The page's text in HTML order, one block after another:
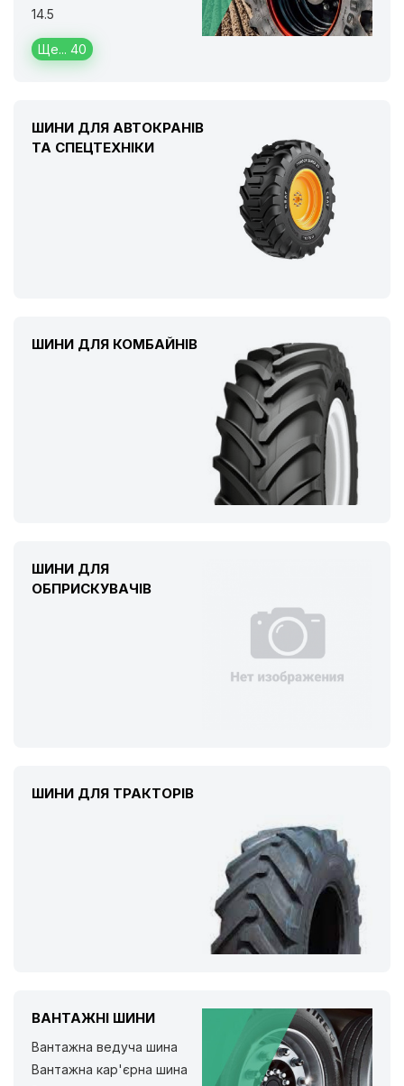
14.5
Ще... 40
ШИНИ ДЛЯ АВТОКРАНІВ
ТА СПЕЦТЕХНІКИ
ШИНИ ДЛЯ КОМБАЙНІВ
ШИНИ ДЛЯ
ОБПРИСКУВАЧІВ
ШИНИ ДЛЯ ТРАКТОРІВ
ВАНТАЖНІ ШИНИ
Вантажна ведуча шина
Вантажна кар'єрна шина